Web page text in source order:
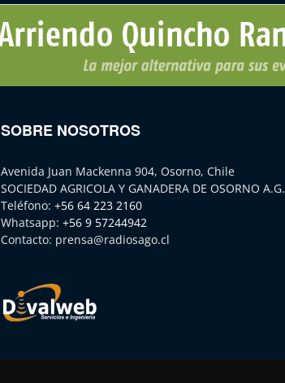
SOBRE NOSOTROS
Avenida Juan Mackenna 904, Osorno, Chile
SOCIEDAD AGRICOLA Y GANADERA DE OSORNO A.G.
Teléfono: +56 64 223 2160
Whatsapp: +56 9 57244942
Contacto: prensa@radiosago.cl